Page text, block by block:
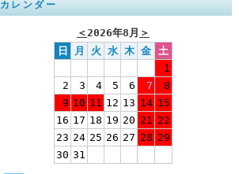
カレンダー
＜2026年8月 ＞
日
月 火 水 木 金 土
1
2
3 4 5 6 7
8
9 10 11 12 13 14 15
16 17 18 19 20 21 22
23 24 25 26 27 28 29
30 31